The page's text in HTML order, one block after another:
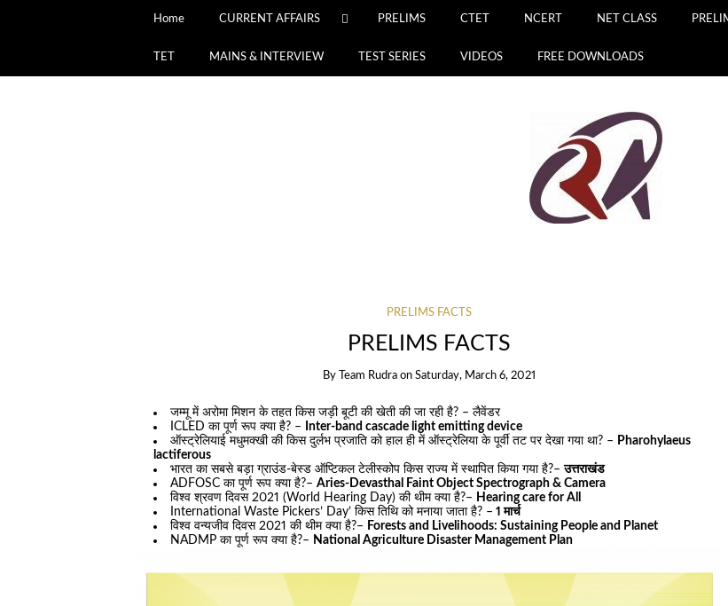
Home CURRENT AFFAIRS PRELIMS CTET NCERT NET CLASS
TET MAINS & INTERVIEW TEST SERIES VIDEOS FREE DOWNLOADS
PRELIMS FACTS
PRELIMS FACTS
By Team Rudra onSaturday, March 6, 2021
जम्मू में अरोमा मिशन के तहत किस जड़ी बूटी की खेती की जा रही है? – लैवेंडर
ICLED का पूर्ण रूप क्या है? –
Inter-band cascade light emitting device
ऑस्ट्रेलियाई मधुमक्खी की किस दुर्लभ प्रजाति को हाल ही में ऑस्ट्रेलिया के पूर्वी तट पर देखा गया था? – Pharohylaeus
lactiferous
भारत का सबसे बड़ा ग्राउंड-बेस्ड ऑप्टिकल टेलीस्कोप किस राज्य में स्थापित किया गया है?–उत्तराखंड
ADFOSC का पूर्ण रूप क्या है?–Aries-Devasthal Faint Object Spectrograph & Camera
विश्व श्रवण दिवस 2021 (World Hearing Day) की थीम क्या है?– Hearing care for All
International Waste Pickers’ Day’ किस तिथि को मनाया जाता है? – 1 मार्च
विश्व वन्यजीव दिवस 2021 की थीम क्या है?– Forests and Livelihoods: Sustaining People and Planet
NADMP का पूर्ण रूप क्या है?– National Agriculture Disaster Management Plan